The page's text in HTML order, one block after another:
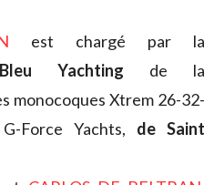
est chargé par la
Yachting de la
monocoques Xtrem 26-32-
Force Yachts, de Saint